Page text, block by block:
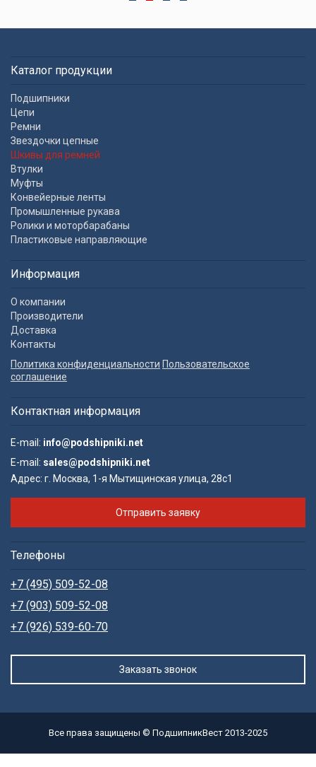
Каталог продукции
Подшипники
Цепи
Ремни
Звездочки цепные
Шкивы для ремней
Втулки
Муфты
Конвейерные ленты
Промышленные рукава
Ролики и моторбарабаны
Пластиковые направляющие
Информация
О компании
Производители
Доставка
Контакты
Политика конфиденциальности Пользовательское
соглашение
Контактная информация
E-mail: info@podshipniki.net
E-mail: sales@podshipniki.net
Адрес: г. Москва, 1-я Мытищинская улица, 28с1
Отправить заявку
Телефоны
+7 (495) 509-52-08
+7 (903) 509-52-08
+7 (926) 539-60-70
Заказать звонок
Все права защищены © ПодшипникВест 2013-2025